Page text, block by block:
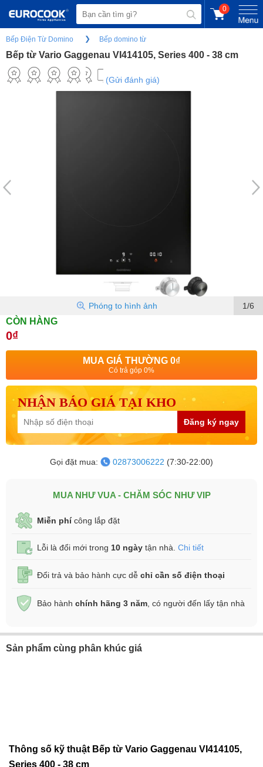
0
Bếp Điện Từ Domino Bếp domino từ
Bếp từ Vario Gaggenau VI414105, Series 400 - 38 cm
(Gửi đánh giá)
1/6
Phóng to hình ảnh
CÒN HÀNG
0₫
MUA GIÁ THƯỜNG 0₫
Có trả góp 0%
NHẬN BÁO GIÁ TẠI KHO
Đăng ký ngay
Gọi đặt mua: 02873006222 (7:30-22:00)
MUA NHƯ VUA - CHĂM SÓC NHƯ VIP
Miễn phícông lắp đặt
Lỗi là đổi mới trong 10 ngày tận nhà. Chi tiết
Đổi trả và bảo hành cực dễ chỉ cần số điện thoại
Bảo hành chính hãng 3 năm , có người đến lấy tận nhà
Sản phẩm cùng phân khúc giá
Thông số kỹ thuật Bếp từ Vario Gaggenau VI414105,
Series 400 - 38 cm